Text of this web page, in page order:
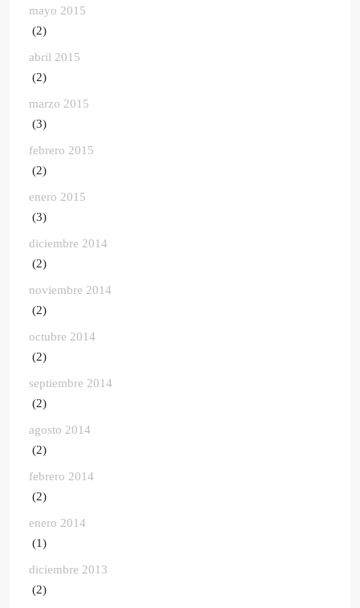
mayo 2015
(2)
abril 2015
(2)
marzo 2015
(3)
febrero 2015
(2)
enero 2015
(3)
diciembre 2014
(2)
noviembre 2014
(2)
octubre 2014
(2)
septiembre 2014
(2)
agosto 2014
(2)
febrero 2014
(2)
enero 2014
(1)
diciembre 2013
(2)